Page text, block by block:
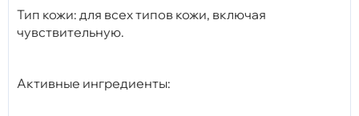
Тип кожи: для всех типов кожи, включая
чувствительную.
Активные ингредиенты: